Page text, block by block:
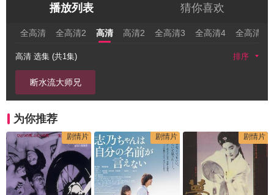
播放列表 猜你喜欢
全高清 全高清2 高清 高清2 全高清3 全高清4 全高清5
高清 选集 (共1集) 排序
断水流大师兄
为你推荐
剧情片 剧情片 剧情片